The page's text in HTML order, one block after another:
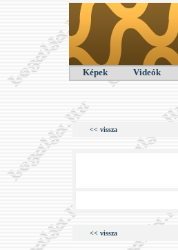
Képek Videók
<< vissza
<< vissza